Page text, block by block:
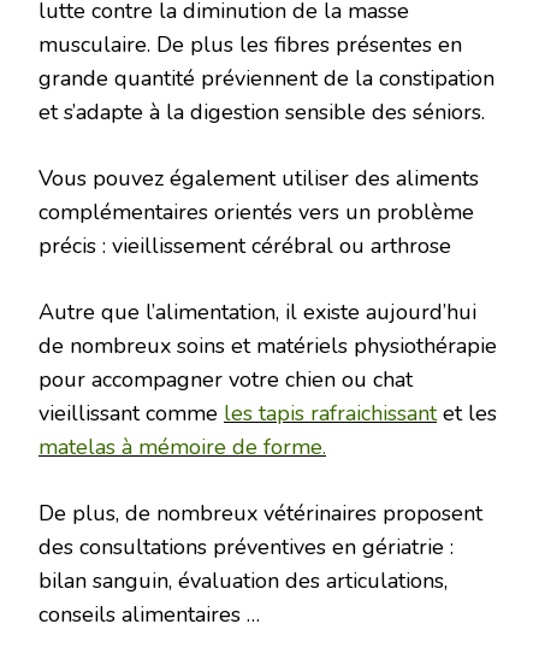
lutte contre la diminution de la masse
musculaire. De plus les fibres présentes en
grande quantité préviennent de la constipation
et s’adapte à la digestion sensible des séniors.
Vous pouvez également utiliser des aliments
complémentaires orientés vers un problème
précis : vieillissement cérébral ou arthrose
Autre que l’alimentation, il existe aujourd’hui
de nombreux soins et matériels physiothérapie
pour accompagner votre chien ou chat
vieillissant comme les tapis rafraichissantet les
matelas à mémoire de forme.
De plus, de nombreux vétérinaires proposent
des consultations préventives en gériatrie :
bilan sanguin, évaluation des articulations,
conseils alimentaires …